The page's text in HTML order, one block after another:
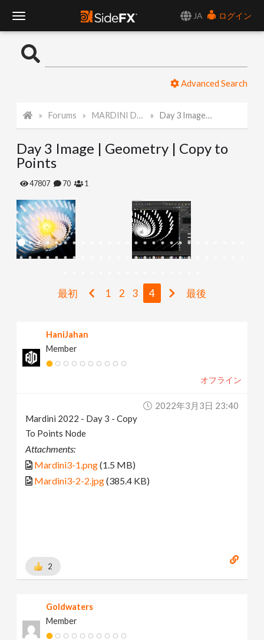
JA
ログイン
o
l
e
N
a
Advanced Search
Forums MARDINI Daily Art Challenge 2022 Day 3 Image | Geometry | Copy to Points
Day 3 Image | Geometry | Copy to
Points
47807 70 1
最初 1 2 3 4 最後
HaniJahan
Member
オフライン
2022年3月3日 23:40
Mardini 2022 - Day 3 - Copy
To Points Node
Attachments:
Mardini3-1.png(1.5 MB)
Mardini3-2-2.jpg(385.4 KB)
2
Goldwaters
Member